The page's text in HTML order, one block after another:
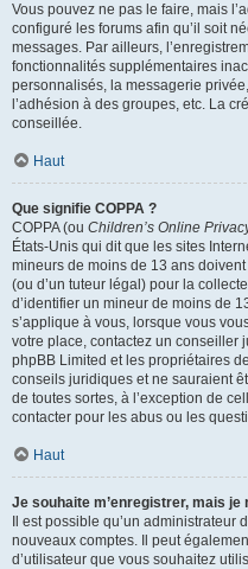
Vous pouvez ne pas le faire, mais
configuré les forums afin qu’il soit
messages. Par ailleurs,
fonctionnalités supplémentaires
personnalisés, la messagerie
l’adhésion à des groupes, etc. La
conseillée.
Haut
Que signifie COPPA ?
COPPA (ou Children’s Online
États-Unis qui dit que les sites
mineurs de moins de 13 ans
(ou d’un tuteur légal) pour la
d’identifier un mineur de moins de
s’applique à vous, lorsque vous
votre place, contactez un conseiller
phpBB Limited et les propriétaires
conseils juridiques et ne sauraient
de toutes sortes, à l’exception de
contacter pour les abus ou les
Haut
Je souhaite m’enregistrer, mais je
Il est possible qu’un
nouveaux comptes. Il peut
d’utilisateur que vous souhaitez